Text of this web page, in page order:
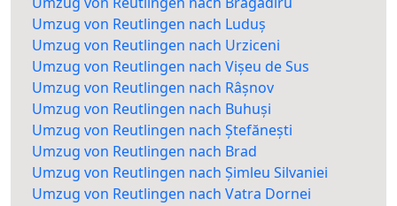
Umzug von Reutlingen nach Luduș
Umzug von Reutlingen nach Urziceni
Umzug von Reutlingen nach Vișeu de Sus
Umzug von Reutlingen nach Râșnov
Umzug von Reutlingen nach Buhuși
Umzug von Reutlingen nach Ștefănești
Umzug von Reutlingen nach Brad
Umzug von Reutlingen nach Șimleu Silvaniei
Umzug von Reutlingen nach Vatra Dornei